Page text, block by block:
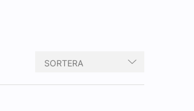
SORTERA